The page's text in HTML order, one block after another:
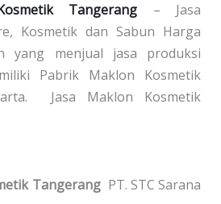
Tangerang
– Jasa
Kosmetik dan Sabun Harga
yang menjual jasa produksi
Pabrik Maklon Kosmetik
Jasa Maklon Kosmetik
Tangerang PT. STC Sarana